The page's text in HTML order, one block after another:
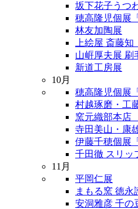
坂下花子うつ
穂高隆児個展
林友加陶展
上絵屋 斎藤知
山㟁厚夫展 刷
新道工房展
10月
穂高隆児個展
村越琢磨・工
窯元織部本店
寺田美山・康
伊藤千穂個展
千田徹 スリッ
11月
平岡仁展
まもる窯 徳永
安洞雅彦 千の